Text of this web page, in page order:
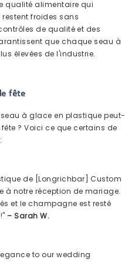
qualité alimentaire qui
froides sans
de qualité et des
que chaque seau à
élevées de l'industrie.
fête
à glace en plastique peut-
? Voici ce que certains de
de [Longrichbar] Custom
à notre réception de mariage.
et le champagne est resté
– Sarah W.